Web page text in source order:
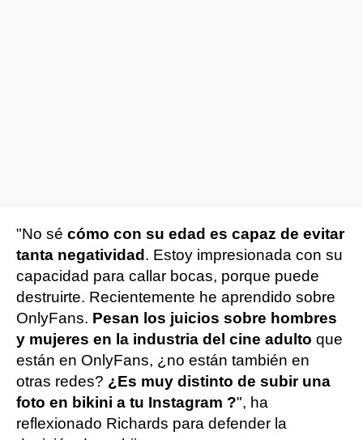
"No sé cómo con su edad es capaz de evitar
tanta negatividad . Estoy impresionada con su
capacidad para callar bocas, porque puede
destruirte. Recientemente he aprendido sobre
OnlyFans. Pesan los juicios sobre hombres
y mujeres en la industria del cine adulto que
están en OnlyFans, ¿no están también en
otras redes? ¿Es muy distinto de subir una
foto en bikini a tu Instagram ?", ha
reflexionado Richards para defender la